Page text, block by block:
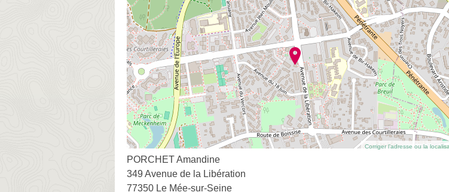
Corriger l’adresse ou la
PORCHET Amandine
349 Avenue de la Libération
77350 Le Mée-sur-Seine